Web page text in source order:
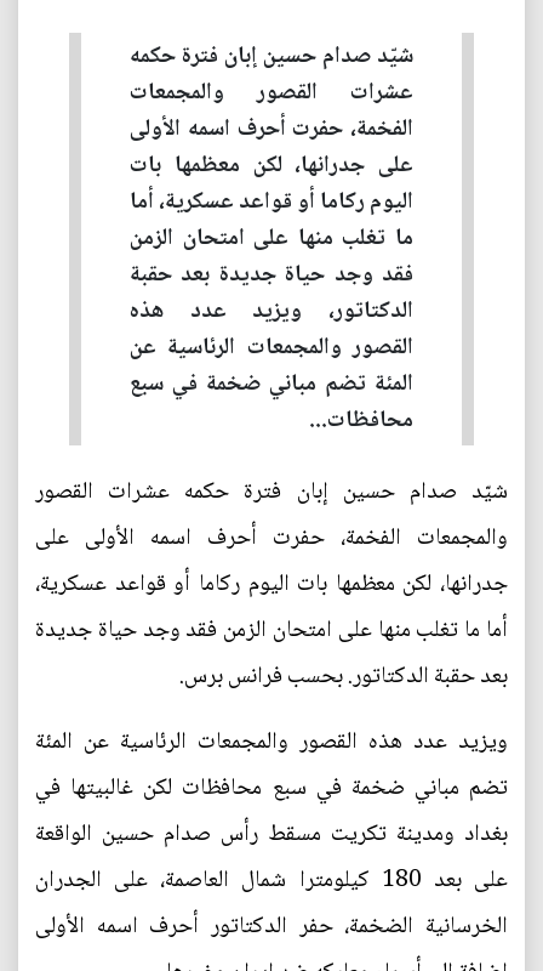
شيّد صدام حسين إبان فترة حكمه
عشرات القصور والمجمعات
الفخمة، حفرت أحرف اسمه الأولى
على جدرانها، لكن معظمها بات
اليوم ركاما أو قواعد عسكرية، أما
ما تغلب منها على امتحان الزمن
فقد وجد حياة جديدة بعد حقبة
الدكتاتور، ويزيد عدد هذه
القصور والمجمعات الرئاسية عن
المئة تضم مباني ضخمة في سبع
محافظات...
شيّد صدام حسين إبان فترة حكمه عشرات القصور
والمجمعات الفخمة، حفرت أحرف اسمه الأولى على
جدرانها، لكن معظمها بات اليوم ركاما أو قواعد عسكرية،
أما ما تغلب منها على امتحان الزمن فقد وجد حياة جديدة
بعد حقبة الدكتاتور. بحسب فرانس برس.
ويزيد عدد هذه القصور والمجمعات الرئاسية عن المئة
تضم مباني ضخمة في سبع محافظات لكن غالبيتها في
بغداد ومدينة تكريت مسقط رأس صدام حسين الواقعة
على بعد 180 كيلومترا شمال العاصمة، على الجدران
الخرسانية الضخمة، حفر الدكتاتور أحرف اسمه الأولى